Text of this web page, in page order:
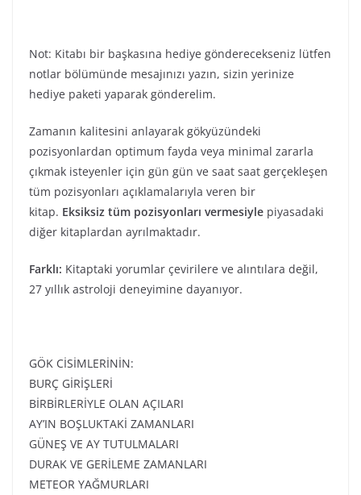
Not: Kitabı bir başkasına hediye gönderecekseniz lütfen
notlar bölümünde mesajınızı yazın, sizin yerinize
hediye paketi yaparak gönderelim.
Zamanın kalitesini anlayarak gökyüzündeki
pozisyonlardan optimum fayda veya minimal zararla
çıkmak isteyenler için gün gün ve saat saat gerçekleşen
tüm pozisyonları açıklamalarıyla veren bir
kitap. Eksiksiz tüm pozisyonları vermesiyle piyasadaki
diğer kitaplardan ayrılmaktadır.
Farklı: Kitaptaki yorumlar çevirilere ve alıntılara değil,
27 yıllık astroloji deneyimine dayanıyor.
GÖK CİSİMLERİNİN:
BURÇ GİRİŞLERİ
BİRBİRLERİYLE OLAN AÇILARI
AY’IN BOŞLUKTAKİ ZAMANLARI
GÜNEŞ VE AY TUTULMALARI
DURAK VE GERİLEME ZAMANLARI
METEOR YAĞMURLARI